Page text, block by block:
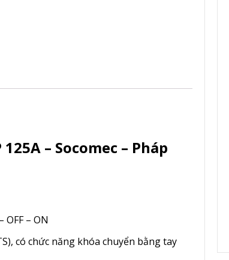
– Socomec – Pháp
OFF – ON
có chức năng khóa chuyển bằng tay